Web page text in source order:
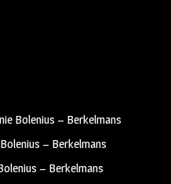
Bolenius – Berkelmans
– Berkelmans
– Berkelmans